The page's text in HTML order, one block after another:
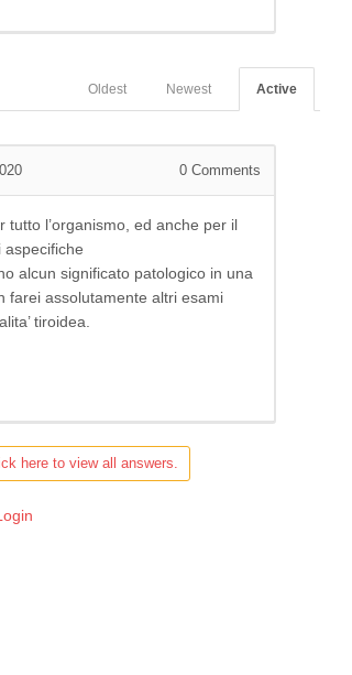
Active
Newest
Oldest
0 Comments
l’organismo, ed anche per il
aspecifiche
alcun significato patologico in una
farei assolutamente altri esami
tiroidea.
here to view all answers.